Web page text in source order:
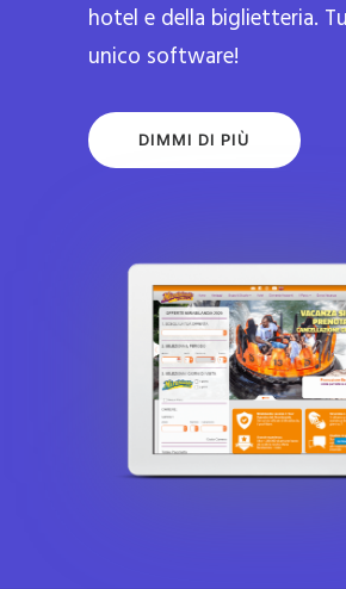
hotel e della biglietteria.
unico software!
DIMMI DI PIÙ